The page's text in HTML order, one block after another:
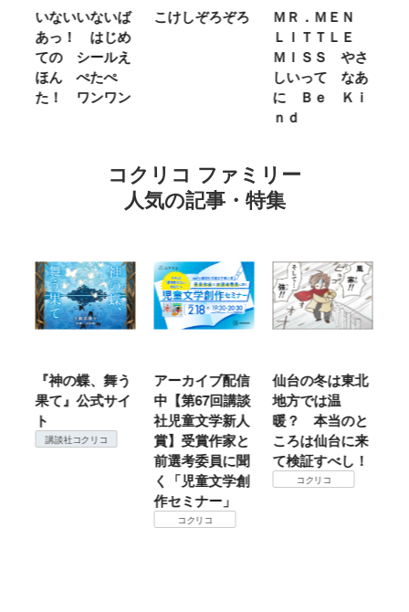
いないいないば
あっ！ はじめ
ての シールえ
ほん ぺたぺ
た！ ワンワン
こけしぞろぞろ
ＭＲ．ＭＥＮ
ＬＩＴＴＬＥ
ＭＩＳＳ やさ
しいって なあ
に Ｂｅ Ｋｉ
ｎｄ
コクリコ ファミリー
人気の記事・特集
『神の蝶、舞う
果て』公式サイ
ト
講談社コクリコ
アーカイブ配信
中【第67回講談
社児童文学新人
賞】受賞作家と
前選考委員に聞
く「児童文学創
作セミナー」
コクリコ
仙台の冬は東北
地方では温
暖？ 本当のと
ころは仙台に来
て検証すべし！
コクリコ